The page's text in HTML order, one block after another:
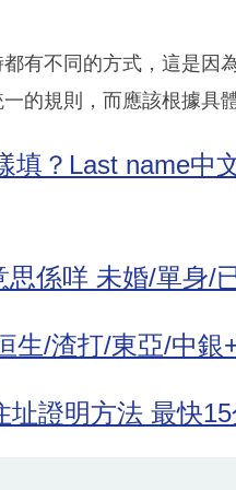
有不同的方式，這是因
的規則，而應該根據具
填？Last name中
係咩 未婚/單身/
生/渣打/東亞/中銀
證明方法 最快